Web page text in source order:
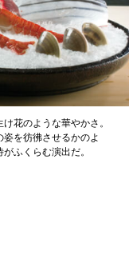
花のような華やかさ。
を彷彿させるかのよ
ふくらむ演出だ。